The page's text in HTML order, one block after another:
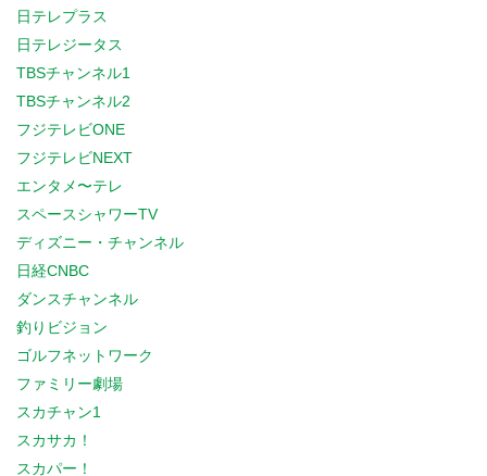
日テレプラス
日テレジータス
TBSチャンネル1
TBSチャンネル2
フジテレビONE
フジテレビNEXT
エンタメ〜テレ
スペースシャワーTV
ディズニー・チャンネル
日経CNBC
ダンスチャンネル
釣りビジョン
ゴルフネットワーク
ファミリー劇場
スカチャン1
スカサカ！
スカパー！